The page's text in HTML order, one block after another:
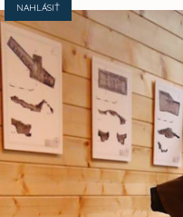
NAHLÁSIŤ